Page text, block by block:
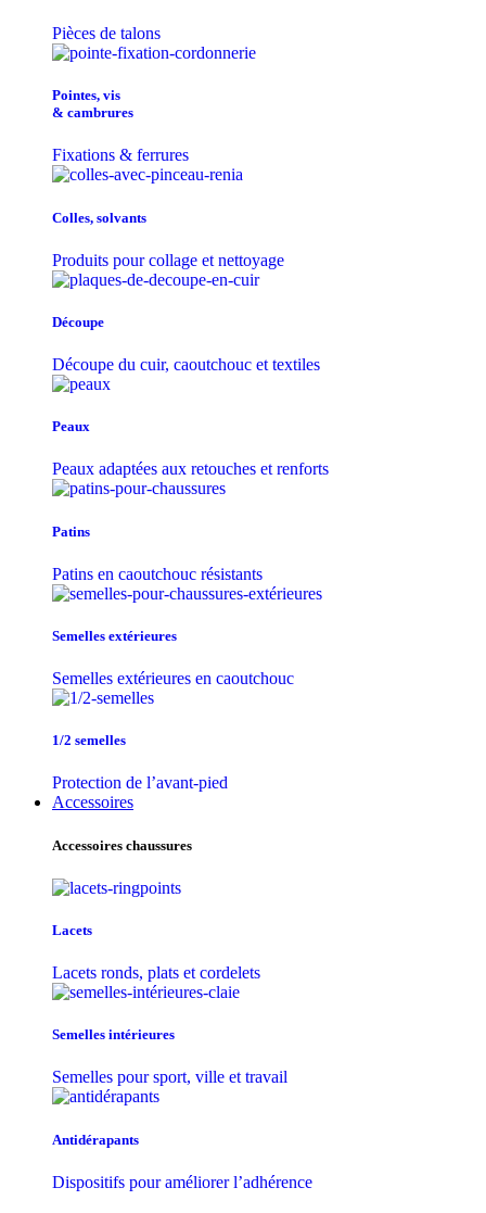
Pièces de talons
Pointes, vis
& cambrures
Fixations & ferrures
Colles, solvants
Produits pour collage et nettoyage
Découpe
Découpe du cuir, caoutchouc et textiles
Peaux
Peaux adaptées aux retouches et renforts
Patins
Patins en caoutchouc résistants
Semelles extérieures
Semelles extérieures en caoutchouc
1/2 semelles
Protection de l’avant-pied
Accessoires
Accessoires chaussures
Lacets
Lacets ronds, plats et cordelets
Semelles intérieures
Semelles pour sport, ville et travail
Antidérapants
Dispositifs pour améliorer l’adhérence